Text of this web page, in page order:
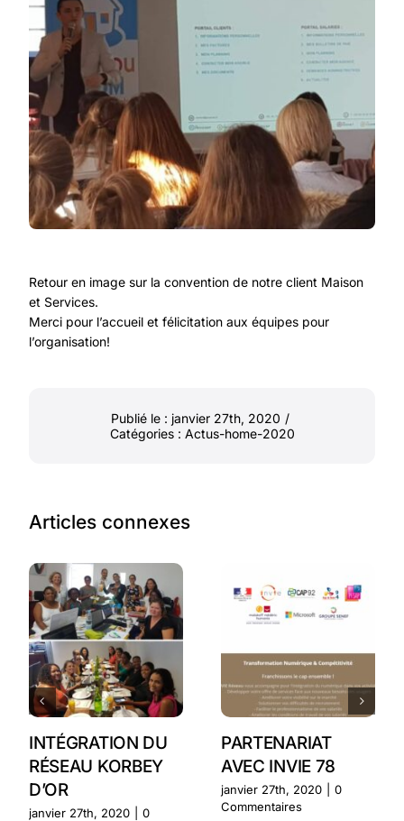
Retour en image sur la convention de notre client Maison
et Services.
Merci pour l’accueil et félicitation aux équipes pour
l’organisation!
Publié le : janvier 27th, 2020 /
Catégories : Actus-home-2020
Articles connexes
INTÉGRATION DU
RÉSEAU KORBEY
D’OR
janvier 27th, 2020
0
PARTENARIAT
AVEC INVIE 78
janvier 27th, 2020
0
Commentaires